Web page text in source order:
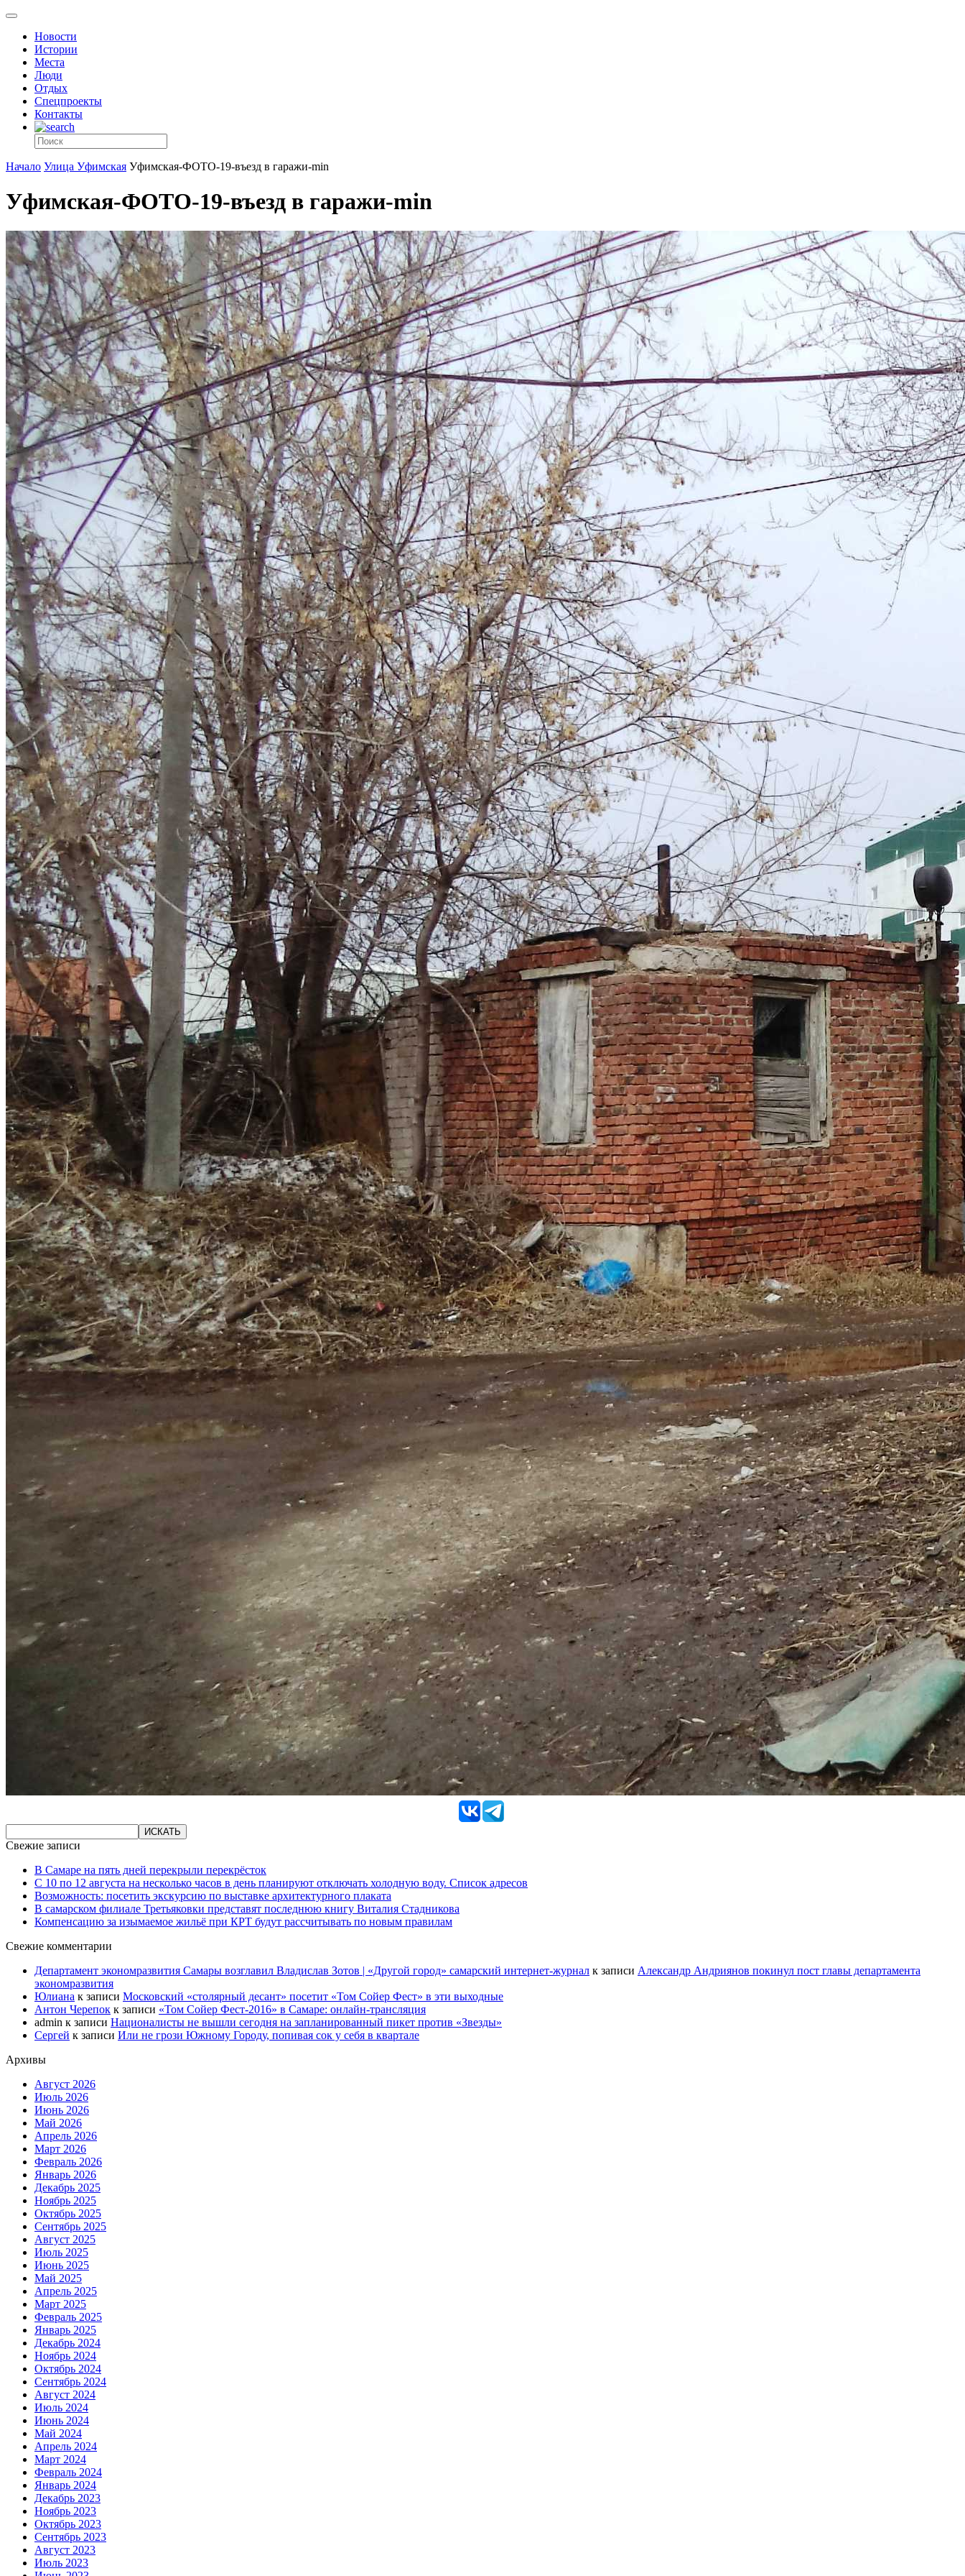
Новости
Истории
Места
Люди
Отдых
Спецпроекты
Контакты
Начало Улица Уфимская Уфимская-ФОТО-19-въезд в гаражи-min
Уфимская-ФОТО-19-въезд в гаражи-min
Свежие записи
В Самаре на пять дней перекрыли перекрёсток
С 10 по 12 августа на несколько часов в день планируют отключать холодную воду. Список адресов
Возможность: посетить экскурсию по выставке архитектурного плаката
В самарском филиале Третьяковки представят последнюю книгу Виталия Стадникова
Компенсацию за изымаемое жильё при КРТ будут рассчитывать по новым правилам
Свежие комментарии
Департамент экономразвития Самары возглавил Владислав Зотов | «Другой город» самарский интернет-журнал к записи Александр Андриянов покинул пост главы департамента
экономразвития
Юлиана к записи Московский «столярный десант» посетит «Том Сойер Фест» в эти выходные
Антон Черепок к записи «Том Сойер Фест-2016» в Самаре: онлайн-трансляция
admin к записи Националисты не вышли сегодня на запланированный пикет против «Звезды»
Сергей к записи Или не грози Южному Городу, попивая сок у себя в квартале
Архивы
Август 2026
Июль 2026
Июнь 2026
Май 2026
Апрель 2026
Март 2026
Февраль 2026
Январь 2026
Декабрь 2025
Ноябрь 2025
Октябрь 2025
Сентябрь 2025
Август 2025
Июль 2025
Июнь 2025
Май 2025
Апрель 2025
Март 2025
Февраль 2025
Январь 2025
Декабрь 2024
Ноябрь 2024
Октябрь 2024
Сентябрь 2024
Август 2024
Июль 2024
Июнь 2024
Май 2024
Апрель 2024
Март 2024
Февраль 2024
Январь 2024
Декабрь 2023
Ноябрь 2023
Октябрь 2023
Сентябрь 2023
Август 2023
Июль 2023